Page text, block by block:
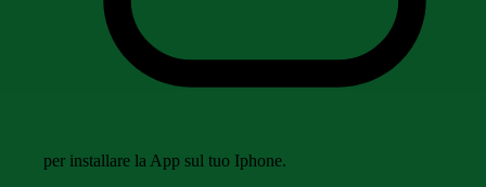
per installare la App sul tuo Iphone.